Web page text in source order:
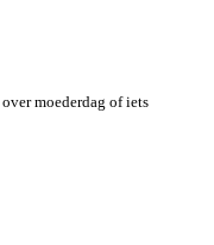
moederdag of iets